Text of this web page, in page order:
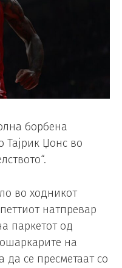
борбена
Тајрик Џонс во
во ходникот
натпревар
паркетот од
на
да се пресметаат со